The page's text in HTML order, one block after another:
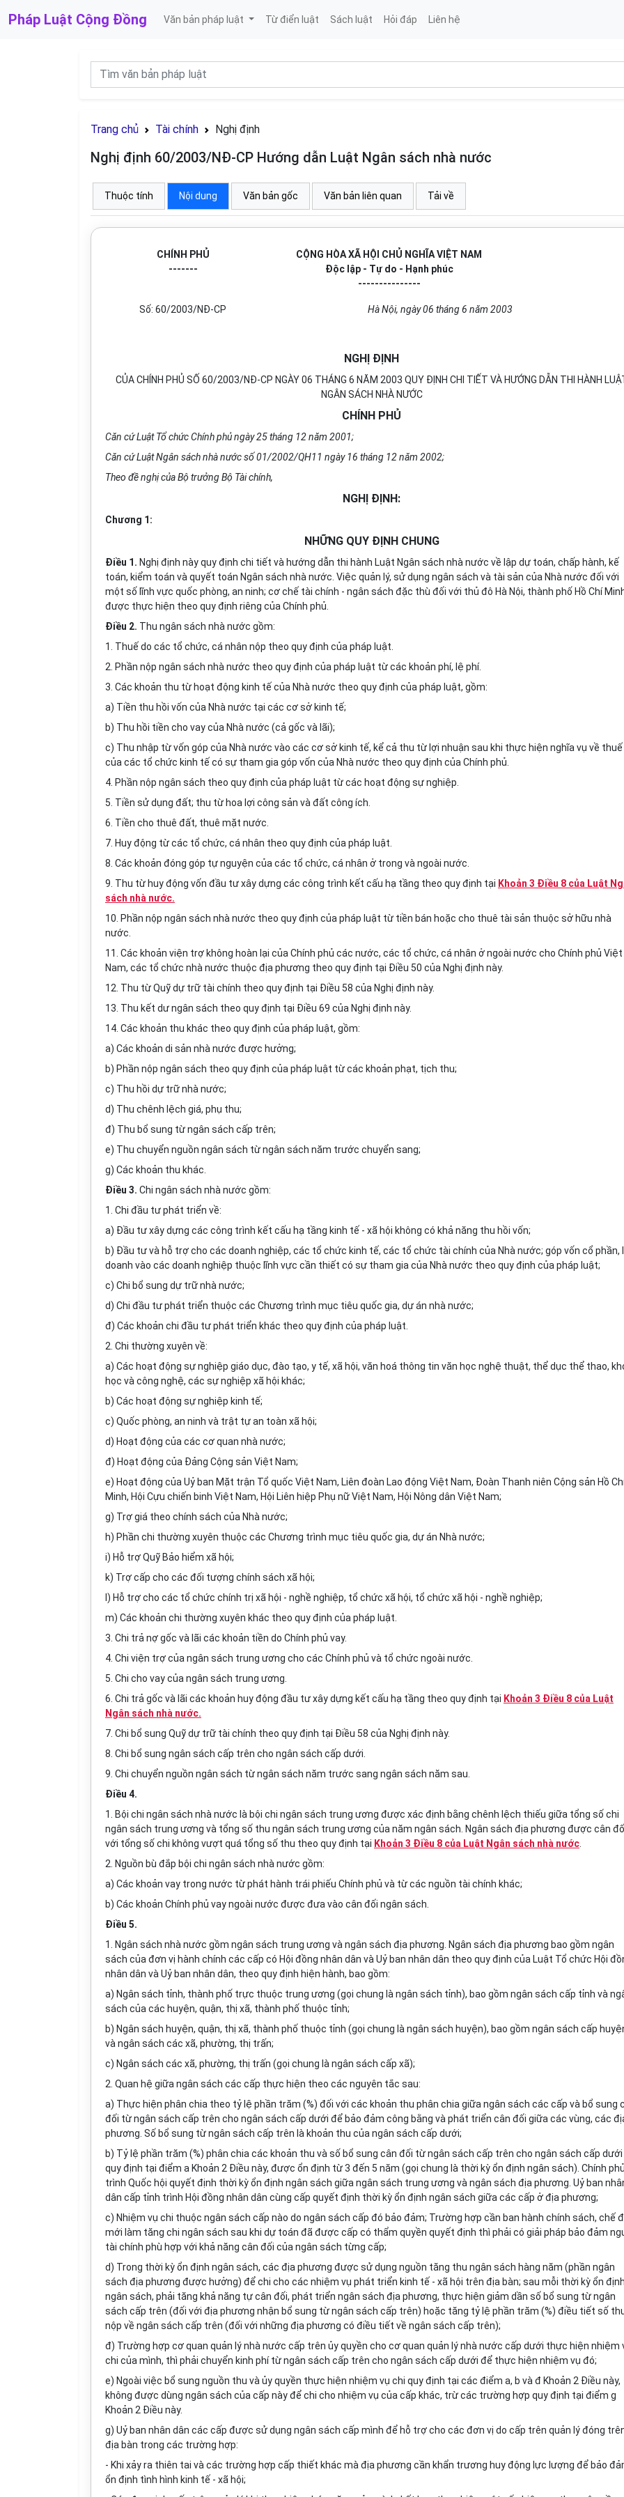
Pháp Luật Cộng Đồng Văn bản pháp luật Từ điển luật Sách luật Hỏi đáp Liên hệ
Trang chủ Tài chính Nghị định
Nghị định 60/2003/NĐ-CP Hướng dẫn Luật Ngân sách nhà nước
Thuộc tính Nội dung Văn bản gốc Văn bản liên quan Tải về
CHÍNH PHỦ
-------
CỘNG HÒA XÃ HỘI CHỦ NGHĨA VIỆT NAM
Độc lập - Tự do - Hạnh phúc
---------------
Số: 60/2003/NĐ-CP Hà Nội, ngày 06 tháng 6 năm 2003
NGHỊ ĐỊNH
CỦA CHÍNH PHỦ SỐ 60/2003/NĐ-CP NGÀY 06 THÁNG 6 NĂM 2003 QUY ĐỊNH CHI TIẾT VÀ HƯỚNG DẪN THI HÀNH
NGÂN SÁCH NHÀ NƯỚC
CHÍNH PHỦ
Căn cứ Luật Tổ chức Chính phủ ngày 25 tháng 12 năm 2001;
Căn cứ Luật Ngân sách nhà nước số 01/2002/QH11 ngày 16 tháng 12 năm 2002;
Theo đề nghị của Bộ trưởng Bộ Tài chính,
NGHỊ ĐỊNH:
Chương 1:
NHỮNG QUY ĐỊNH CHUNG
Điều 1. Nghị định này quy định chi tiết và hướng dẫn thi hành Luật Ngân sách nhà nước về lập dự toán, chấp hành, kế
toán, kiểm toán và quyết toán Ngân sách nhà nước. Việc quản lý, sử dụng ngân sách và tài sản của Nhà nước đối với
một số lĩnh vực quốc phòng, an ninh; cơ chế tài chính - ngân sách đặc thù đối với thủ đô Hà Nội, thành phố Hồ Chí
được thực hiện theo quy định riêng của Chính phủ.
Điều 2. Thu ngân sách nhà nước gồm:
1. Thuế do các tổ chức, cá nhân nộp theo quy định của pháp luật.
2. Phần nộp ngân sách nhà nước theo quy định của pháp luật từ các khoản phí, lệ phí.
3. Các khoản thu từ hoạt động kinh tế của Nhà nước theo quy định của pháp luật, gồm:
a) Tiền thu hồi vốn của Nhà nước tại các cơ sở kinh tế;
b) Thu hồi tiền cho vay của Nhà nước (cả gốc và lãi);
c) Thu nhập từ vốn góp của Nhà nước vào các cơ sở kinh tế, kể cả thu từ lợi nhuận sau khi thực hiện nghĩa vụ về thuế
của các tổ chức kinh tế có sự tham gia góp vốn của Nhà nước theo quy định của Chính phủ.
4. Phần nộp ngân sách theo quy định của pháp luật từ các hoạt động sự nghiệp.
5. Tiền sử dụng đất; thu từ hoa lợi công sản và đất công ích.
6. Tiền cho thuê đất, thuê mặt nước.
7. Huy động từ các tổ chức, cá nhân theo quy định của pháp luật.
8. Các khoản đóng góp tự nguyện của các tổ chức, cá nhân ở trong và ngoài nước.
9. Thu từ huy động vốn đầu tư xây dựng các công trình kết cấu hạ tầng theo quy định tại Khoản 3 Điều 8 của Luật
sách nhà nước.
10. Phần nộp ngân sách nhà nước theo quy định của pháp luật từ tiền bán hoặc cho thuê tài sản thuộc sở hữu nhà
nước.
11. Các khoản viện trợ không hoàn lại của Chính phủ các nước, các tổ chức, cá nhân ở ngoài nước cho Chính phủ Việt
Nam, các tổ chức nhà nước thuộc địa phương theo quy định tại Điều 50 của Nghị định này.
12. Thu từ Quỹ dự trữ tài chính theo quy định tại Điều 58 của Nghị định này.
13. Thu kết dư ngân sách theo quy định tại Điều 69 của Nghị định này.
14. Các khoản thu khác theo quy định của pháp luật, gồm:
a) Các khoản di sản nhà nước được hưởng;
b) Phần nộp ngân sách theo quy định của pháp luật từ các khoản phạt, tịch thu;
c) Thu hồi dự trữ nhà nước;
d) Thu chênh lệch giá, phụ thu;
đ) Thu bổ sung từ ngân sách cấp trên;
e) Thu chuyển nguồn ngân sách từ ngân sách năm trước chuyển sang;
g) Các khoản thu khác.
Điều 3. Chi ngân sách nhà nước gồm:
1. Chi đầu tư phát triển về:
a) Đầu tư xây dựng các công trình kết cấu hạ tầng kinh tế - xã hội không có khả năng thu hồi vốn;
b) Đầu tư và hỗ trợ cho các doanh nghiệp, các tổ chức kinh tế, các tổ chức tài chính của Nhà nước; góp vốn cổ phần,
doanh vào các doanh nghiệp thuộc lĩnh vực cần thiết có sự tham gia của Nhà nước theo quy định của pháp luật;
c) Chi bổ sung dự trữ nhà nước;
d) Chi đầu tư phát triển thuộc các Chương trình mục tiêu quốc gia, dự án nhà nước;
đ) Các khoản chi đầu tư phát triển khác theo quy định của pháp luật.
2. Chi thường xuyên về:
a) Các hoạt động sự nghiệp giáo dục, đào tạo, y tế, xã hội, văn hoá thông tin văn học nghệ thuật, thể dục thể thao,
học và công nghệ, các sự nghiệp xã hội khác;
b) Các hoạt động sự nghiệp kinh tế;
c) Quốc phòng, an ninh và trật tự an toàn xã hội;
d) Hoạt động của các cơ quan nhà nước;
đ) Hoạt động của Đảng Cộng sản Việt Nam;
e) Hoạt động của Uỷ ban Mặt trận Tổ quốc Việt Nam, Liên đoàn Lao động Việt Nam, Đoàn Thanh niên Cộng sản Hồ
Minh, Hội Cựu chiến binh Việt Nam, Hội Liên hiệp Phụ nữ Việt Nam, Hội Nông dân Việt Nam;
g) Trợ giá theo chính sách của Nhà nước;
h) Phần chi thường xuyên thuộc các Chương trình mục tiêu quốc gia, dự án Nhà nước;
i) Hỗ trợ Quỹ Bảo hiểm xã hội;
k) Trợ cấp cho các đối tượng chính sách xã hội;
l) Hỗ trợ cho các tổ chức chính trị xã hội - nghề nghiệp, tổ chức xã hội, tổ chức xã hội - nghề nghiệp;
m) Các khoản chi thường xuyên khác theo quy định của pháp luật.
3. Chi trả nợ gốc và lãi các khoản tiền do Chính phủ vay.
4. Chi viện trợ của ngân sách trung ương cho các Chính phủ và tổ chức ngoài nước.
5. Chi cho vay của ngân sách trung ương.
6. Chi trả gốc và lãi các khoản huy động đầu tư xây dựng kết cấu hạ tầng theo quy định tại Khoản 3 Điều 8 của Luật
Ngân sách nhà nước.
7. Chi bổ sung Quỹ dự trữ tài chính theo quy định tại Điều 58 của Nghị định này.
8. Chi bổ sung ngân sách cấp trên cho ngân sách cấp dưới.
9. Chi chuyển nguồn ngân sách từ ngân sách năm trước sang ngân sách năm sau.
Điều 4.
1. Bội chi ngân sách nhà nước là bội chi ngân sách trung ương được xác định bằng chênh lệch thiếu giữa tổng số chi
ngân sách trung ương và tổng số thu ngân sách trung ương của năm ngân sách. Ngân sách địa phương được cân
với tổng số chi không vượt quá tổng số thu theo quy định tại Khoản 3 Điều 8 của Luật Ngân sách nhà nước
2. Nguồn bù đắp bội chi ngân sách nhà nước gồm:
a) Các khoản vay trong nước từ phát hành trái phiếu Chính phủ và từ các nguồn tài chính khác;
b) Các khoản Chính phủ vay ngoài nước được đưa vào cân đối ngân sách.
Điều 5.
1. Ngân sách nhà nước gồm ngân sách trung ương và ngân sách địa phương. Ngân sách địa phương bao gồm ngân
sách của đơn vị hành chính các cấp có Hội đồng nhân dân và Uỷ ban nhân dân theo quy định của Luật Tổ chức Hội
nhân dân và Uỷ ban nhân dân, theo quy định hiện hành, bao gồm:
a) Ngân sách tỉnh, thành phố trực thuộc trung ương (gọi chung là ngân sách tỉnh), bao gồm ngân sách cấp tỉnh và
sách của các huyện, quận, thị xã, thành phố thuộc tỉnh;
b) Ngân sách huyện, quận, thị xã, thành phố thuộc tỉnh (gọi chung là ngân sách huyện), bao gồm ngân sách cấp
và ngân sách các xã, phường, thị trấn;
c) Ngân sách các xã, phường, thị trấn (gọi chung là ngân sách cấp xã);
2. Quan hệ giữa ngân sách các cấp thực hiện theo các nguyên tắc sau:
a) Thực hiện phân chia theo tỷ lệ phần trăm (%) đối với các khoản thu phân chia giữa ngân sách các cấp và bổ sung
đối từ ngân sách cấp trên cho ngân sách cấp dưới để bảo đảm công bằng và phát triển cân đối giữa các vùng, các
phương. Số bổ sung từ ngân sách cấp trên là khoản thu của ngân sách cấp dưới;
b) Tỷ lệ phần trăm (%) phân chia các khoản thu và số bổ sung cân đối từ ngân sách cấp trên cho ngân sách cấp dưới
quy định tại điểm a Khoản 2 Điều này, được ổn định từ 3 đến 5 năm (gọi chung là thời kỳ ổn định ngân sách). Chính
trình Quốc hội quyết định thời kỳ ổn định ngân sách giữa ngân sách trung ương và ngân sách địa phương. Uỷ ban
dân cấp tỉnh trình Hội đồng nhân dân cùng cấp quyết định thời kỳ ổn định ngân sách giữa các cấp ở địa phương;
c) Nhiệm vụ chi thuộc ngân sách cấp nào do ngân sách cấp đó bảo đảm; Trường hợp cần ban hành chính sách, chế
mới làm tăng chi ngân sách sau khi dự toán đã được cấp có thẩm quyền quyết định thì phải có giải pháp bảo đảm
tài chính phù hợp với khả năng cân đối của ngân sách từng cấp;
d) Trong thời kỳ ổn định ngân sách, các địa phương được sử dụng nguồn tăng thu ngân sách hàng năm (phần ngân
sách địa phương được hưởng) để chi cho các nhiệm vụ phát triển kinh tế - xã hội trên địa bàn; sau mỗi thời kỳ ổn
ngân sách, phải tăng khả năng tự cân đối, phát triển ngân sách địa phương, thực hiện giảm dần số bổ sung từ ngân
sách cấp trên (đối với địa phương nhận bổ sung từ ngân sách cấp trên) hoặc tăng tỷ lệ phần trăm (%) điều tiết số
nộp về ngân sách cấp trên (đối với những địa phương có điều tiết về ngân sách cấp trên);
đ) Trường hợp cơ quan quản lý nhà nước cấp trên ủy quyền cho cơ quan quản lý nhà nước cấp dưới thực hiện nhiệm
chi của mình, thì phải chuyển kinh phí từ ngân sách cấp trên cho ngân sách cấp dưới để thực hiện nhiệm vụ đó;
e) Ngoài việc bổ sung nguồn thu và ủy quyền thực hiện nhiệm vụ chi quy định tại các điểm a, b và đ Khoản 2 Điều này,
không được dùng ngân sách của cấp này để chi cho nhiệm vụ của cấp khác, trừ các trường hợp quy định tại điểm g
Khoản 2 Điều này.
g) Uỷ ban nhân dân các cấp được sử dụng ngân sách cấp mình để hỗ trợ cho các đơn vị do cấp trên quản lý đóng
địa bàn trong các trường hợp:
- Khi xảy ra thiên tai và các trường hợp cấp thiết khác mà địa phương cần khẩn trương huy động lực lượng để bảo
ổn định tình hình kinh tế - xã hội;